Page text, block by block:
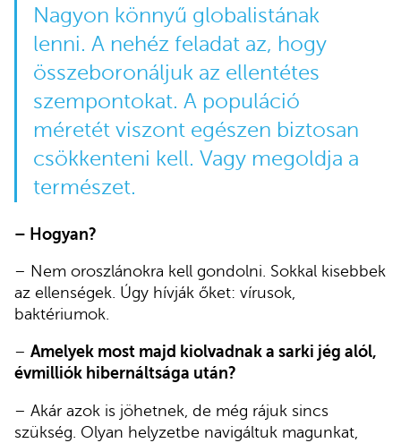
Nagyon könnyű globalistának
lenni. A nehéz feladat az, hogy
összeboronáljuk az ellentétes
szempontokat. A populáció
méretét viszont egészen biztosan
csökkenteni kell. Vagy megoldja a
természet.
– Hogyan?
– Nem oroszlánokra kell gondolni. Sokkal kisebbek
az ellenségek. Úgy hívják őket: vírusok,
baktériumok.
– Amelyek most majd kiolvadnak a sarki jég alól,
évmilliók hibernáltsága után?
– Akár azok is jöhetnek, de még rájuk sincs
szükség. Olyan helyzetbe navigáltuk magunkat,